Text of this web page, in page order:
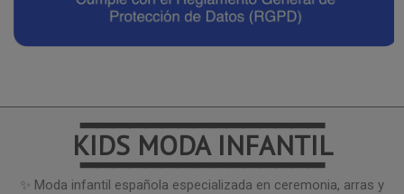
━━━━━━━━━━━━━━━
KIDS MODA INFANTIL
━━━━━━━━━━━━━━━
✨ Moda infantil española especializada en ceremonia, arras y